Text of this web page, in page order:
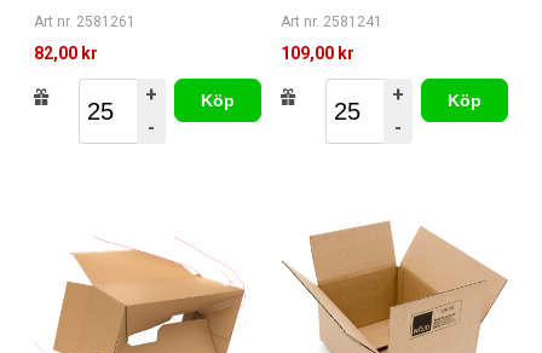
Art nr. 2581261
82,00 kr
+
-
Köp
Art nr. 2581241
109,00 kr
+
-
Köp